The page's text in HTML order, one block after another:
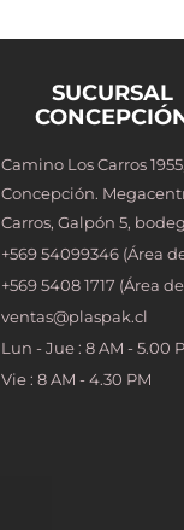
SUCURSAL
Camino Los Carros 1955,
Concepción.
Carros, Galpón 5,
+569 54099346 (Área
+569 5408 1717 (Área
ventas@plaspak.cl
Lun - Jue : 8 AM - 5.00
Vie : 8 AM - 4.30 PM